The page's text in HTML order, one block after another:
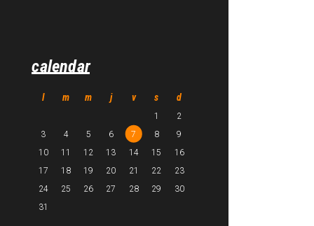
calendar
l m m j v s d
1
2
3
4 5 6 7 8
9
10
11 12 13 14 15
16
17
18 19 20 21 22
23
24
25 26 27 28 29
30
31